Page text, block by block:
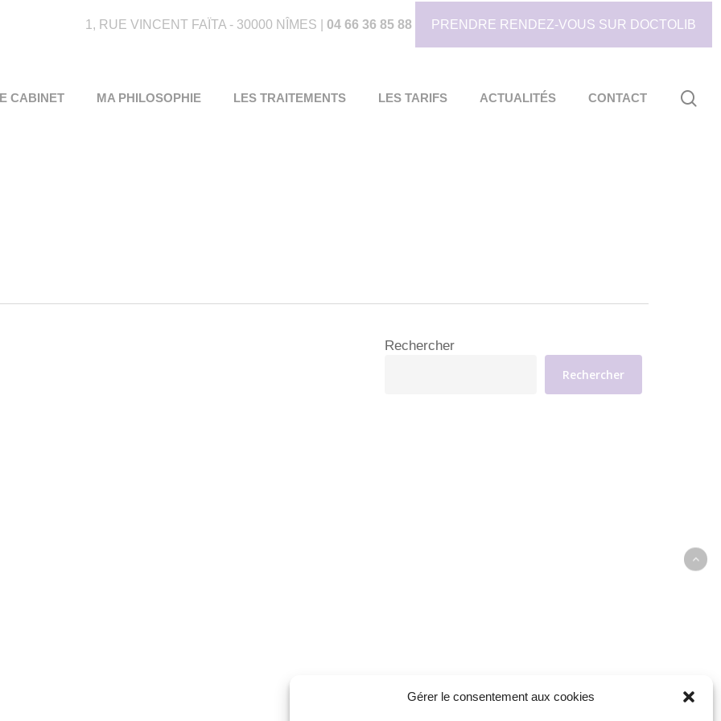
Gérer le consentement aux cookies
1, RUE VINCENT FAÏTA - 30000 NÎMES | 04 66 36 85 88 PRENDRE RENDEZ-VOUS SUR DOCTOLIB
CABINET MA PHILOSOPHIE LES TRAITEMENTS LES TARIFS ACTUALITÉS CONTACT
Rechercher
Rechercher